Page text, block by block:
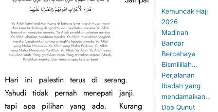
Hari ini palestin terus di serang.
Yahudi tidak pernah menepati janji.
tapi apa pilihan yang ada. Kurang
Kemuncak Haji
2026
Madinah
Bandar
Bercahaya
Bismilillah…
Perjalanan
Ibadah yang
mendamaikan…
Doa Qunut